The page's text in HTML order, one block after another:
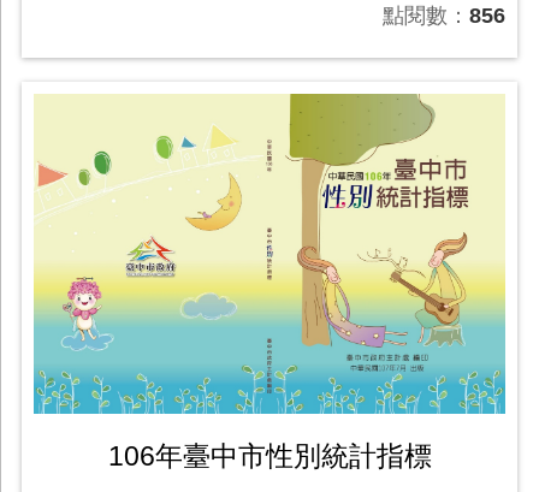
點閱數：856
106年臺中市性別統計指標